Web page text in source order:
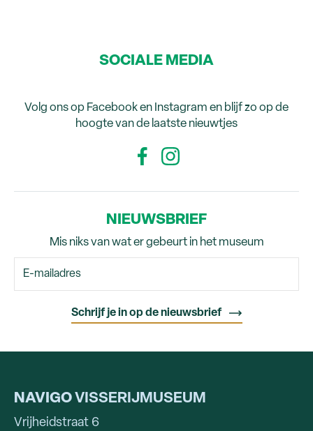
SOCIALE MEDIA
Volg ons op Facebook en Instagram en blijf zo op de
hoogte van de laatste nieuwtjes
NIEUWSBRIEF
Mis niks van wat er gebeurt in het museum
NAVIGO VISSERIJMUSEUM
Vrijheidstraat 6